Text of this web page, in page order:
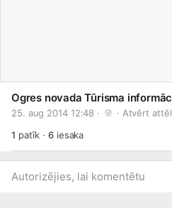
Ogres novada Tūrisma
25. aug 2014 12:48 · · Atvērt
1 patīk ·6iesaka
Autorizējies, lai komentētu